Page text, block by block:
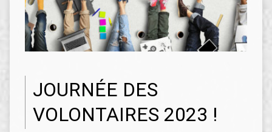
JOURNÉE DES
VOLONTAIRES 2023 !